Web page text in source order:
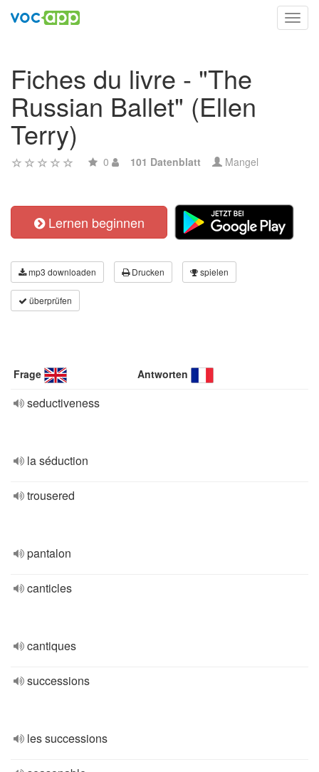
Fiches du livre - "The
Russian Ballet" (Ellen
Terry)
0 101 Datenblatt Mangel
Lernen beginnen
mp3 downloaden Drucken spielen
überprüfen
Frage Antworten
seductiveness
la séduction
trousered
pantalon
canticles
cantiques
successions
les successions